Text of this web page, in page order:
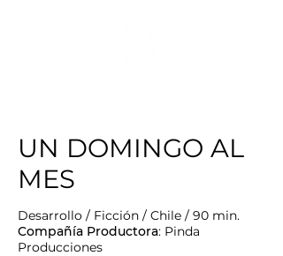
UN DOMINGO AL
MES
Desarrollo / Ficción / Chile / 90 min.
Compañía Productora: Pinda
Producciones